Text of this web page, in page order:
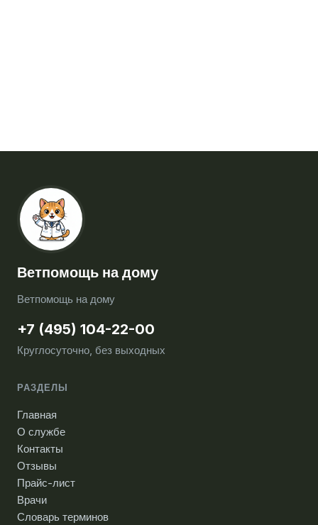
Ветпомощь на дому
Ветпомощь на дому
+7 (495) 104-22-00
Круглосуточно, без выходных
РАЗДЕЛЫ
Главная
О службе
Контакты
Отзывы
Прайс-лист
Врачи
Словарь терминов